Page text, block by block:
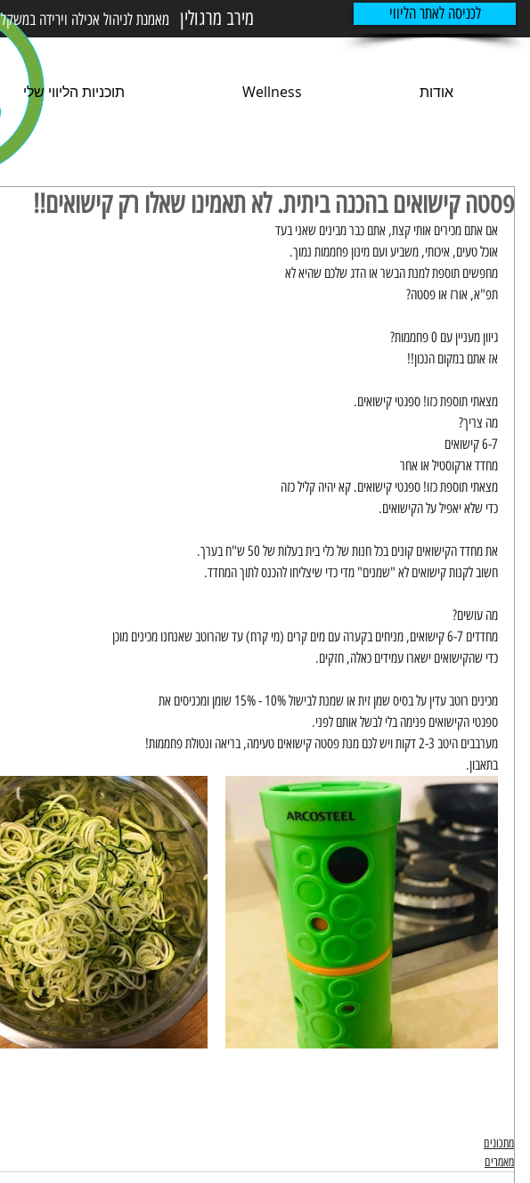
מירב מרגולין מאמנת לניהול אכילה וירידה במשקל לכניסה לאתר הליווי
אודות Wellness תוכניות הליווי שלי
פסטה קישואים בהכנה ביתית. לא תאמינו שאלו רק קישואים!!
אם אתם מכירים אותי קצת, אתם כבר מבינים שאני בעד
אוכל טעים, איכותי, משביע ועם מינון פחממות נמוך.
מחפשים תוספת למנת הבשר או הדג שלכם שהיא לא
תפ"א, אורז או פסטה?
גיוון מעניין עם 0 פחממות?
אז אתם במקום הנכון!!
מצאתי תוספת כזו! ספגטי קישואים.
מה צריך?
6-7 קישואים
מחדד ארקוסטיל או אחר
מצאתי תוספת כזו! ספגטי קישואים. קא יהיה קליל כזה
כדי שלא יאפיל על הקישואים.
את מחדד הקישואים קונים בכל חנות של כלי בית בעלות של 50 ש"ח בערך.
חשוב לקנות קישואים לא "שמנים" מדי כדי שיצליחו להכנס לתוך המחדד.
מה עושים?
מחדדים 6-7 קישואים, מניחים בקערה עם מים קרים (מי קרח) עד שהרוטב שאנחנו מכינים מוכן
כדי שהקישואים ישארו עמידים כאלה, חזקים.
מכינים רוטב עדין על בסיס שמן זית או שמנת לבישול 10% - 15% שומן ומכניסים את
ספגטי הקישואים פנימה בלי לבשל אותם לפני.
מערבבים היטב 2-3 דקות ויש לכם מנת פסטה קישואים טעימה, בריאה ונטולת פחממות!
בתאבון.
מתכונים
מאמרים
איך נרגיש פחות רעבים?